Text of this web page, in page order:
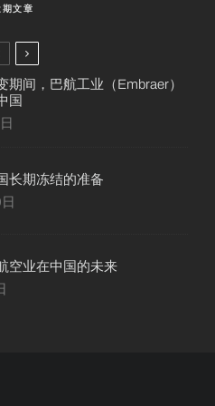
期文章
期间，巴航工业（Embraer）
国
长期冻结的准备
空业在中国的未来